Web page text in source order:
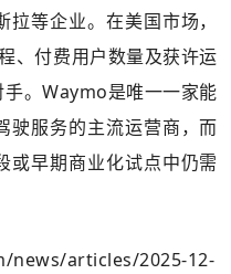
等企业。在美国市场，
、付费用户数量及获许运
。Waymo是唯一一家能
驶服务的主流运营商，而
或早期商业化试点中仍需
articles/2025-12-